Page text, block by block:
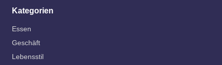
Kategorien
Essen
Geschäft
Lebensstil